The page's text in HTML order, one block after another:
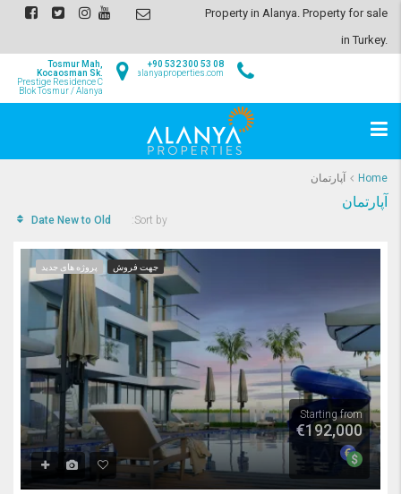
Property in Alanya. Property for sale
in Turkey.
Tosmur Mah,
Kocaosman Sk.
Prestige Residence C
Blok Tosmur / Alanya
+90 532 300 53 08
info@alanyaproperties.com
Home آپارتمان
آپارتمان
Sort by:
Date New to Old
جهت فروش پروژه های جدید
Starting from
€192,000